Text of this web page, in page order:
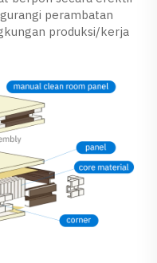
perambatan
produksi/kerja